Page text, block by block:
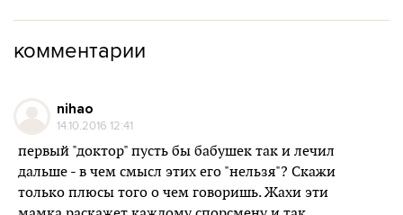
комментарии
nihao
14.10.2016 12:41
первый "доктор" пусть бы бабушек так и лечил
дальше - в чем смысл этих его "нельзя"? Скажи
только плюсы того о чем говоришь. Жахи эти